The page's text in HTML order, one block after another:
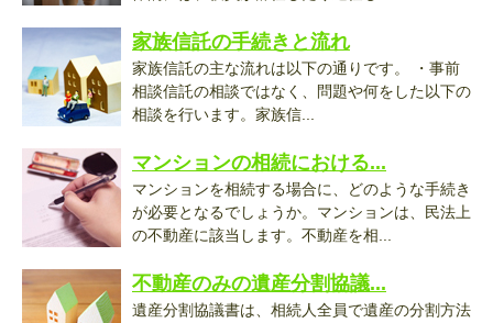
家族信託の手続きと流れ
家族信託の主な流れは以下の通りです。 ・事前
相談信託の相談ではなく、問題や何をした以下の
相談を行います。家族信...
マンションの相続における...
マンションを相続する場合に、どのような手続き
が必要となるでしょうか。マンションは、民法上
の不動産に該当します。不動産を相...
不動産のみの遺産分割協議...
遺産分割協議書は、相続人全員で遺産の分割方法